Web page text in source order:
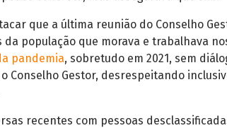
que a última reunião do Conselho
da população que morava e trabalhava
pandemia, sobretudo em 2021, sem
Conselho Gestor, desrespeitando
recentes com pessoas